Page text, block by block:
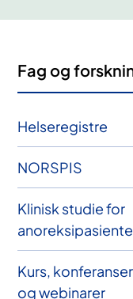
Fag og
Helseregistre
NORSPIS
Klinisk studie for
Kurs,
og webinarer